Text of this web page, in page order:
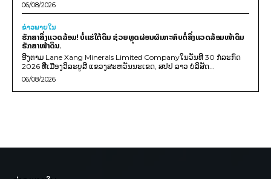
06/08/2026
ຂ່າວພາຍ​ໃນ
ຮັກສາສິ່ງແວດລ້ອມ! ບໍ່ແຮ່ໃຕ້ດິນ ຊ່ວຍຫຼຸດຜ່ອນຜົນກະທົບຕໍ່ສິ່ງແວດລ້ອມໜ້າດິນ
ຮັກສາໜ້າດິນ.
ອີງຕາມ Lane Xang Minerals Limited Companyໃນວັນທີ 30 ກໍລະກົດ
2026 ທີ່ເມືອງວິລະບູລີ ແຂວງສະຫວັນນະເຂດ, ສປປ ລາວ ບໍລິສັດ...
06/08/2026